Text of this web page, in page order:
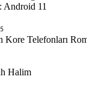
Android 11
Kore Telefonları